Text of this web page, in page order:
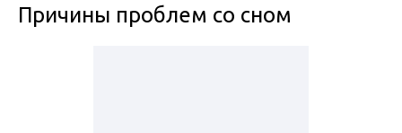
Причины проблем со сном